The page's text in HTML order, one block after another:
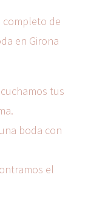
completo de
en Girona
tus
boda con
el